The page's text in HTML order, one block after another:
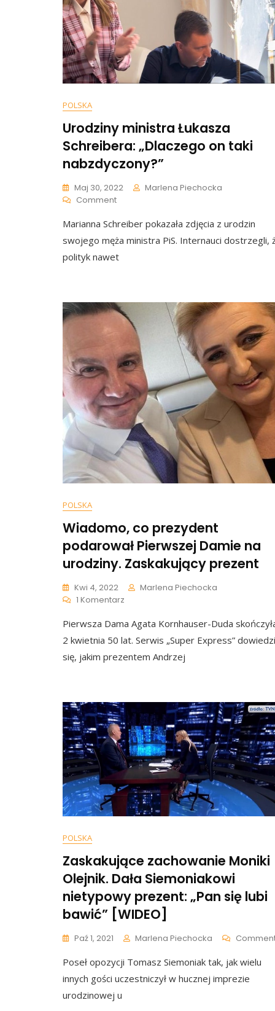
POLSKA
Urodziny ministra Łukasza
Schreibera: „Dlaczego on taki
nabzdyczony?”
Maj 30, 2022
Marlena Piechocka
CommentOn
Ministra
Łukasza
„Dlaczego
Marianna Schreiber pokazała zdjęcia z urodzin
swojego męża ministra PiS. Internauci dostrzegli,
polityk nawet
POLSKA
Wiadomo, co prezydent
podarował Pierwszej Damie na
urodziny. Zaskakujący prezent
Kwi 4, 2022
Marlena Piechocka
1 Komentarz
Co
Prezydent
Podarował
Pierwszej
Zaskakujący
Prezent
Pierwsza Dama Agata Kornhauser-Duda
2 kwietnia 50 lat. Serwis „Super Express”
się, jakim prezentem Andrzej
POLSKA
Zaskakujące zachowanie Moniki
Olejnik. Dała Siemoniakowi
nietypowy prezent: „Pan się lubi
bawić” [WIDEO]
Paź 1, 2021 Marlena Piechocka
Poseł opozycji Tomasz Siemoniak tak, jak wielu
innych gości uczestniczył w hucznej imprezie
urodzinowej u